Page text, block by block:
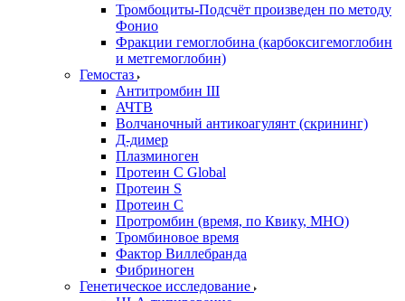
Тромбоциты-Подсчёт произведен по методу
Фонио
Фракции гемоглобина (карбоксигемоглобин
и метгемоглобин)
Гемостаз
Антитромбин III
АЧТВ
Волчаночный антикоагулянт (скрининг)
Д-димер
Плазминоген
Протеин C Global
Протеин S
Протеин С
Протромбин (время, по Квику, МНО)
Тромбиновое время
Фактор Виллебранда
Фибриноген
Генетическое исследование